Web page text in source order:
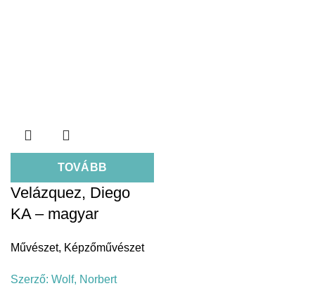
TOVÁBB
Velázquez, Diego
KA – magyar
Művészet, Képzőművészet
Szerző: Wolf, Norbert